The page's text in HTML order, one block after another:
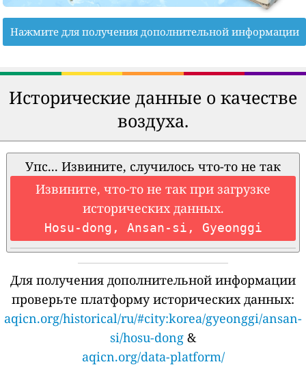
Нажмите для получения дополнительной информации
Исторические данные о качестве
воздуха.
Упс... Извините, случилось что-то не так
Извините, что-то не так при загрузке
исторических данных.
Hosu-dong, Ansan-si, Gyeonggi
Для получения дополнительной информации
проверьте платформу исторических данных:
aqicn.org/historical/ru/#city:korea/gyeonggi/ansan-
si/hosu-dong &
aqicn.org/data-platform/